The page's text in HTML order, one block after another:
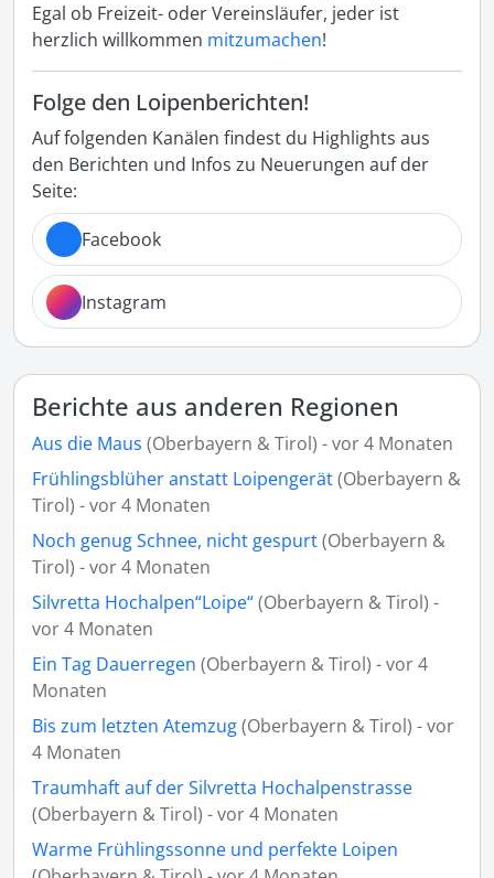
Egal ob Freizeit- oder Vereinsläufer, jeder ist
herzlich willkommen mitzumachen!
Folge den Loipenberichten!
Auf folgenden Kanälen findest du Highlights aus
den Berichten und Infos zu Neuerungen auf der
Seite:
Facebook
Instagram
Berichte aus anderen Regionen
Aus die Maus (Oberbayern & Tirol) - vor 4 Monaten
Frühlingsblüher anstatt Loipengerät(Oberbayern &
Tirol) - vor 4 Monaten
Noch genug Schnee, nicht gespurt(Oberbayern &
Tirol) - vor 4 Monaten
Silvretta Hochalpen“Loipe“(Oberbayern & Tirol) -
vor 4 Monaten
Ein Tag Dauerregen (Oberbayern & Tirol) - vor 4
Monaten
Bis zum letzten Atemzug(Oberbayern & Tirol) - vor
4 Monaten
Traumhaft auf der Silvretta Hochalpenstrasse
(Oberbayern & Tirol) - vor 4 Monaten
Warme Frühlingssonne und perfekte Loipen